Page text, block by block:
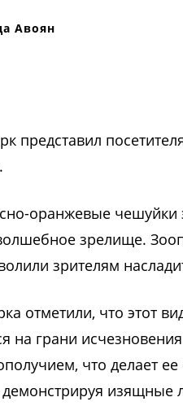
Авоян
представил
оранжевые чешуйки
зрелище.
зрителям
отметили, что этот
грани
что делает
демонстрируя